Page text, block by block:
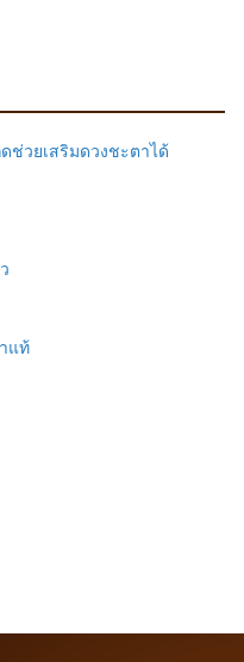
ช่วยเสริมดวงชะตาได้
แท้